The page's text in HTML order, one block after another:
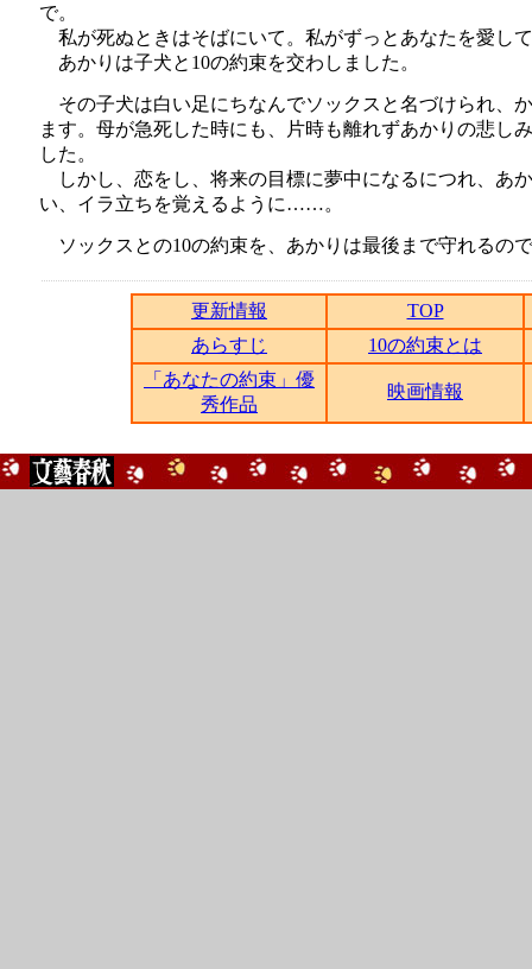
で。
私が死ぬときはそばにいて。私がずっとあなたを愛し
あかりは子犬と10の約束を交わしました。
その子犬は白い足にちなんでソックスと名づけられ、
ます。母が急死した時にも、片時も離れずあかりの悲し
した。
しかし、恋をし、将来の目標に夢中になるにつれ、あ
い、イラ立ちを覚えるように……。
ソックスとの10の約束を、あかりは最後まで守れるの
更新情報
TOP
あらすじ
10の約束とは
「あなたの約束」優
秀作品
映画情報